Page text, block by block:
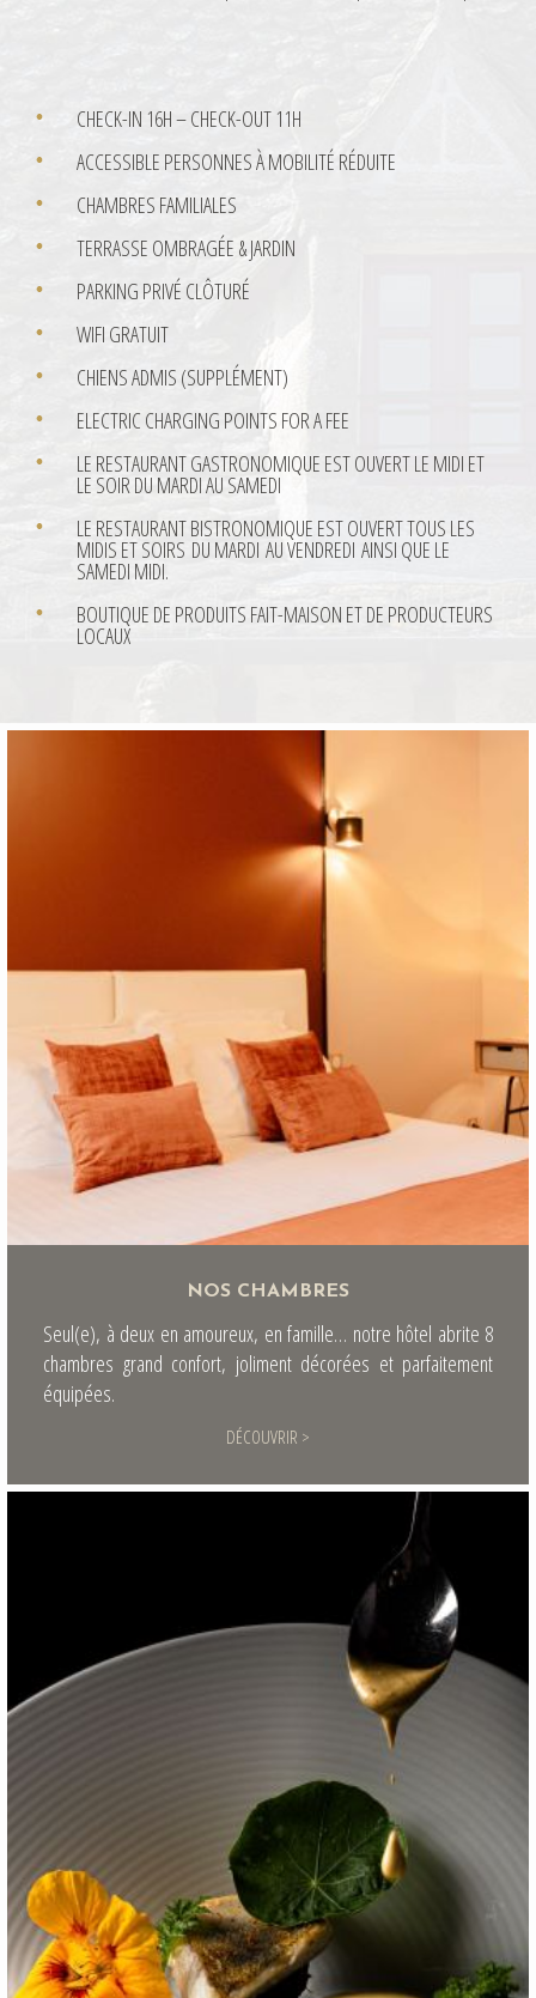
CHECK-IN 16H – CHECK-OUT 11H
ACCESSIBLE PERSONNES À MOBILITÉ RÉDUITE
CHAMBRES FAMILIALES
TERRASSE OMBRAGÉE & JARDIN
PARKING PRIVÉ CLÔTURÉ
WIFI GRATUIT
CHIENS ADMIS (SUPPLÉMENT)
ELECTRIC CHARGING POINTS FOR A FEE
LE RESTAURANT GASTRONOMIQUE EST OUVERT LE MIDI ET
LE SOIR DU MARDI AU SAMEDI
LE RESTAURANT BISTRONOMIQUE EST OUVERT TOUS LES
MIDIS ET SOIRS DU MARDI AU VENDREDI AINSI QUE LE
SAMEDI MIDI.
BOUTIQUE DE PRODUITS FAIT-MAISON ET DE PRODUCTEURS
LOCAUX
NOS CHAMBRES
Seul(e), à deux en amoureux, en famille… notre hôtel abrite 8
chambres grand confort, joliment décorées et parfaitement
équipées.
DÉCOUVRIR >